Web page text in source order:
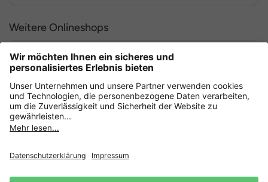
Weitere Onlineshops
Deutschland
Sicher einkaufen mit